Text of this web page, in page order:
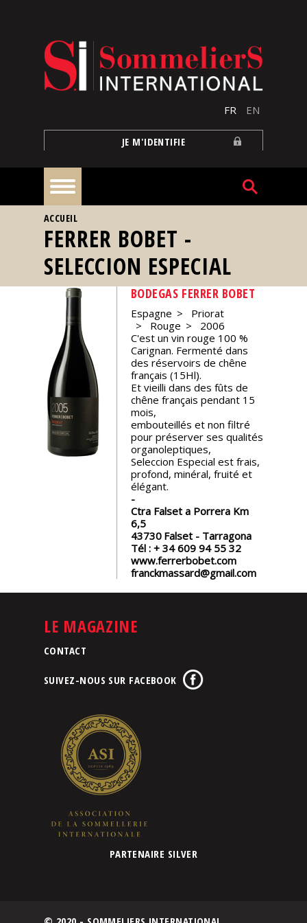
FR EN
JE M'IDENTIFIE
À
la
une
Reportages
Nos
événements
Spiritueux
Notes
de
dégustation
la
VOUS ÊTES ICI
ACCUEIL
FERRER BOBET -
SELECCION ESPECIAL
BODEGAS FERRER BOBET
Espagne
Priorat
Rouge
2006
C'est un vin rouge 100 %
Carignan. Fermenté dans
des réservoirs de chêne
français (15Hl).
Et vieilli dans des fûts de
chêne français pendant 15
mois,
embouteillés et non filtré
pour préserver ses qualités
organoleptiques,
Seleccion Especial est frais,
profond, minéral, fruité et
élégant.
Ctra Falset a Porrera Km
6,5
43730 Falset - Tarragona
Tél : + 34 609 94 55 32
www.ferrerbobet.com
franckmassard@gmail.com
LE MAGAZINE
CONTACT
SUIVEZ-NOUS SUR FACEBOOK
PARTENAIRE SILVER